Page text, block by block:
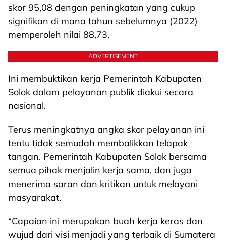
skor 95,08 dengan peningkatan yang cukup
signifikan di mana tahun sebelumnya (2022)
memperoleh nilai 88,73.
ADVERTISEMENT
Ini membuktikan kerja Pemerintah Kabupaten
Solok dalam pelayanan publik diakui secara
nasional.
Terus meningkatnya angka skor pelayanan ini
tentu tidak semudah membalikkan telapak
tangan. Pemerintah Kabupaten Solok bersama
semua pihak menjalin kerja sama, dan juga
menerima saran dan kritikan untuk melayani
masyarakat.
“Capaian ini merupakan buah kerja keras dan
wujud dari visi menjadi yang terbaik di Sumatera